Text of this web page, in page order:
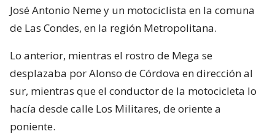
José Antonio Neme y un motociclista en la comuna
de Las Condes, en la región Metropolitana.
Lo anterior, mientras el rostro de Mega se
desplazaba por Alonso de Córdova en dirección al
sur, mientras que el conductor de la motocicleta lo
hacía desde calle Los Militares, de oriente a
poniente.